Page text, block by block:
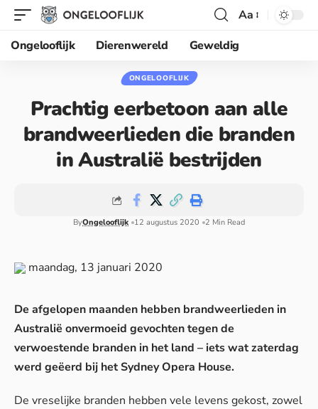
Aa
Ongelooflijk
Dierenwereld Geweldig
ONGELOOFLIJK
Prachtig eerbetoon aan alle
brandweerlieden die branden
in Australië bestrijden
ByOngelooflijk 12 augustus 2020 2 Min Read
maandag, 13 januari 2020
De afgelopen maanden hebben brandweerlieden in
Australië onvermoeid gevochten tegen de
verwoestende branden in het land – iets wat zaterdag
werd geëerd bij het Sydney Opera House.
De vreselijke branden hebben vele levens gekost, zowel